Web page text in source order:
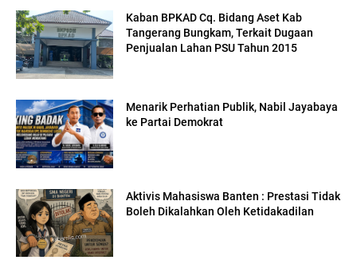
Kaban BPKAD Cq. Bidang Aset Kab
Tangerang Bungkam, Terkait Dugaan
Penjualan Lahan PSU Tahun 2015
Menarik Perhatian Publik, Nabil Jayabaya
ke Partai Demokrat
Aktivis Mahasiswa Banten : Prestasi Tidak
Boleh Dikalahkan Oleh Ketidakadilan